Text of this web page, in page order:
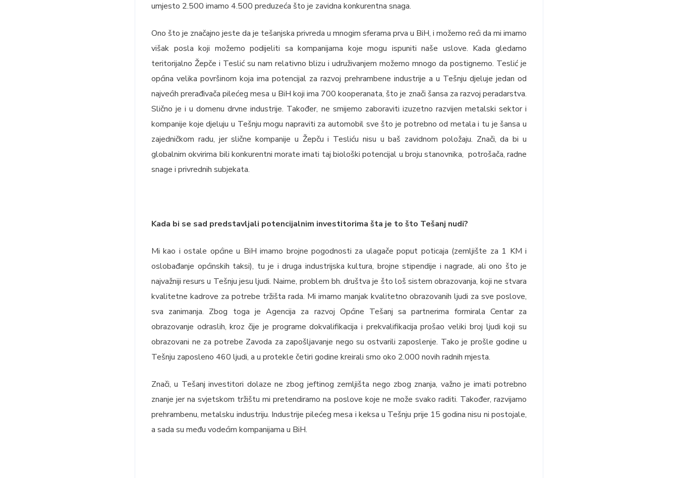
umjesto 2.500 imamo 4.500 preduzeća što je zavidna konkurentna snaga.
Ono što je značajno jeste da je tešanjska privreda u mnogim sferama prva u BiH, i možemo reći da mi imamo
višak posla koji možemo podijeliti sa kompanijama koje mogu ispuniti naše uslove. Kada gledamo
teritorijalno Žepče i Teslić su nam relativno blizu i udruživanjem možemo mnogo da postignemo. Teslić je
općina velika površinom koja ima potencijal za razvoj prehrambene industrije a u Tešnju djeluje jedan od
najvećih prerađivača pilećeg mesa u BiH koji ima 700 kooperanata, što je znači šansa za razvoj peradarstva.
Slično je i u domenu drvne industrije. Također, ne smijemo zaboraviti izuzetno razvijen metalski sektor i
kompanije koje djeluju u Tešnju mogu napraviti za automobil sve što je potrebno od metala i tu je šansa u
zajedničkom radu, jer slične kompanije u Žepču i Tesliću nisu u baš zavidnom položaju. Znači, da bi u
globalnim okvirima bili konkurentni morate imati taj biološki potencijal u broju stanovnika, potrošača, radne
snage i privrednih subjekata.
Kada bi se sad predstavljali potencijalnim investitorima šta je to što Tešanj nudi?
Mi kao i ostale općine u BiH imamo brojne pogodnosti za ulagače poput poticaja (zemljište za 1 KM i
oslobađanje općinskih taksi), tu je i druga industrijska kultura, brojne stipendije i nagrade, ali ono što je
najvažniji resurs u Tešnju jesu ljudi. Naime, problem bh. društva je što loš sistem obrazovanja, koji ne stvara
kvalitetne kadrove za potrebe tržišta rada. Mi imamo manjak kvalitetno obrazovanih ljudi za sve poslove,
sva zanimanja. Zbog toga je Agencija za razvoj Općine Tešanj sa partnerima formirala Centar za
obrazovanje odraslih, kroz čije je programe dokvalifikacija i prekvalifikacija prošao veliki broj ljudi koji su
obrazovani ne za potrebe Zavoda za zapošljavanje nego su ostvarili zaposlenje. Tako je prošle godine u
Tešnju zaposleno 460 ljudi, a u protekle četiri godine kreirali smo oko 2.000 novih radnih mjesta.
Znači, u Tešanj investitori dolaze ne zbog jeftinog zemljišta nego zbog znanja, važno je imati potrebno
znanje jer na svjetskom tržištu mi pretendiramo na poslove koje ne može svako raditi. Također, razvijamo
prehrambenu, metalsku industriju. Industrije pilećeg mesa i keksa u Tešnju prije 15 godina nisu ni postojale,
a sada su među vodećim kompanijama u BiH.